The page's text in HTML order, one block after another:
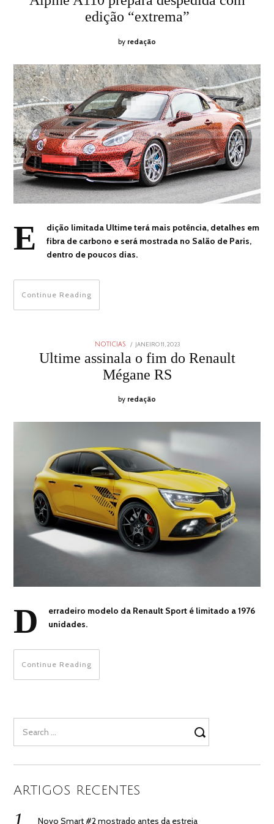
2024
edição “extrema”
by redação
E
dição limitada Ultime terá mais potência, detalhes em
fibra de carbono e será mostrada no Salão de Paris,
dentro de poucos dias.
Continue Reading
NOTICIAS
POSTED
JANEIRO 11, 2023
2023
Ultime assinala o fim do Renault
Mégane RS
by redação
D
erradeiro modelo da Renault Sport é limitado a 1976
unidades.
Continue Reading
for:
ARTIGOS RECENTES
Novo Smart #2 mostrado antes da estreia